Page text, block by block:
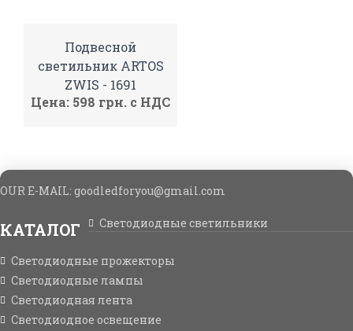
Подвесной
светильник ARTOS
ZWIS - 1691
Цена: 598 грн. с НДС
OUR E-MAIL: goodledforyou@gmail.cоm
КАТАЛОГ Светодиодные светильники
Светодиодные прожекторы
Светодиодные лампы
Светодиодная лента
Светодиодное освещение